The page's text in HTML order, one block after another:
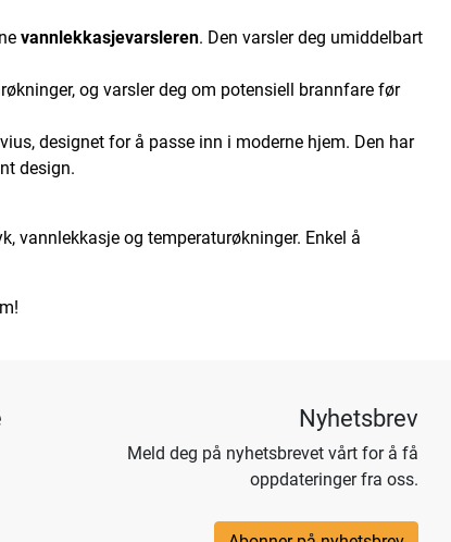
vannlekkasjevarsleren. Den varsler deg umiddelbart
og varsler deg om potensiell brannfare før
designet for å passe inn i moderne hjem. Den har
design.
vannlekkasje og temperaturøkninger. Enkel å
Nyhetsbrev
Meld deg på nyhetsbrevet vårt for å få
oppdateringer fra oss.